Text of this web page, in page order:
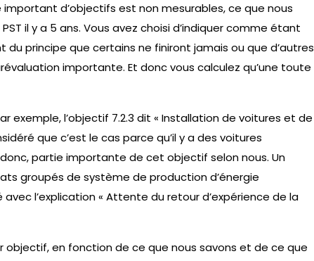
important d’objectifs est non mesurables, ce que nous
il y a 5 ans. Vous avez choisi d’indiquer comme étant
principe que certains ne finiront jamais ou que d’autres
importante. Et donc vous calculez qu’une toute
exemple, l’objectif 7.2.3 dit « Installation de voitures et de
que c’est le cas parce qu’il y a des voitures
partie importante de cet objectif selon nous. Un
groupés de système de production d’énergie
l’explication « Attente du retour d’expérience de la
en fonction de ce que nous savons et de ce que